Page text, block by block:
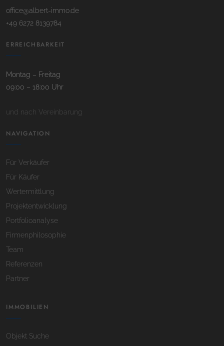
office@albert-immo.de
+49 6272 8139784
ERREICHBARKEIT
Montag – Freitag
09:00 – 18:00 Uhr
und nach Vereinbarung
NAVIGATION
Für Verkäufer
Für Käufer
Wertermittlung
Projektentwicklung
Portfolioanalyse
Firmenphilosophie
Team
Referenzen
Partner
IMMOBILIEN
Objekt Suche